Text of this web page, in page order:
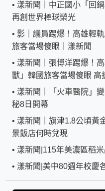
• 漾新聞｜中正國小「回
再創世界棒球榮光
• 影｜議員踢爆！高雄輕
旅客當場傻眼｜漾新聞
• 漾新聞｜張博洋踢爆！
獸」韓國旅客當場傻眼 高
• 漾新聞｜「火車醫院」
秘8日開幕
• 漾新聞｜旗津1.8公頃
景飯店何時兌現
• 漾新聞|115年美濃區稻
• 漾新聞|美中80週年校慶